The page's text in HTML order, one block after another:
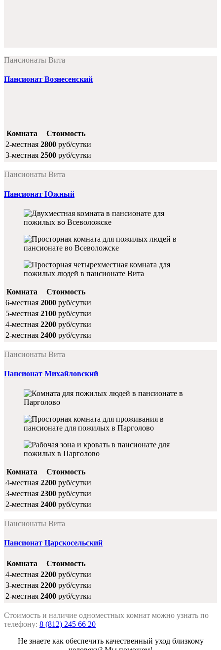
Пансионаты Вита
Пансионат Вознесенский
Комната
Стоимость
2-местная 2800 руб/сутки
3-местная 2500 руб/сутки
Пансионаты Вита
Пансионат Южный
Комната
Стоимость
6-местная 2000 руб/сутки
5-местная 2100 руб/сутки
4-местная 2200 руб/сутки
2-местная 2400 руб/сутки
Пансионаты Вита
Пансионат Михайловский
Комната
Стоимость
4-местная 2200 руб/сутки
3-местная 2300 руб/сутки
2-местная 2400 руб/сутки
Пансионаты Вита
Пансионат Царскосельский
Комната
Стоимость
4-местная 2200 руб/сутки
3-местная 2200 руб/сутки
2-местная 2400 руб/сутки
Стоимость и наличие одноместных комнат можно узнать по
телефону: 8 (812) 245 66 20
Не знаете как обеспечить качественный уход близкому